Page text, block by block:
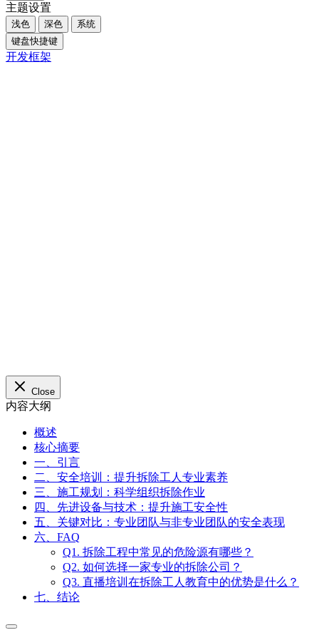
主题设置
浅色 深色
系统
键盘快捷键
开发框架
Close
内容大纲
概述
核心摘要
一、引言
二、安全培训：提升拆除工人专业素养
三、施工规划：科学组织拆除作业
四、先进设备与技术：提升施工安全性
五、关键对比：专业团队与非专业团队的安全表现
六、FAQ
Q1. 拆除工程中常见的危险源有哪些？
Q2. 如何选择一家专业的拆除公司？
Q3. 直播培训在拆除工人教育中的优势是什么？
七、结论